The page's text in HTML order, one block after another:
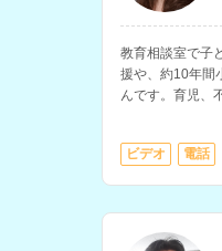
教育相談室で子
援や、約10年間
んです。育児、
愛、仕事、妊
ビデオ 電話